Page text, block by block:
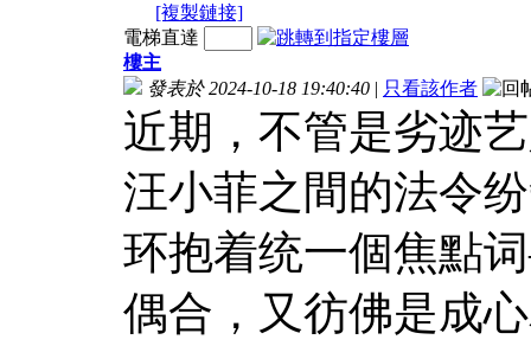
[複製鏈接]
電梯直達
樓主
發表於 2024-10-18 19:40:40 | 只看該作者
近期，不管是劣迹
汪小菲之間的法令
环抱着统一個焦點
偶合，又彷佛是成